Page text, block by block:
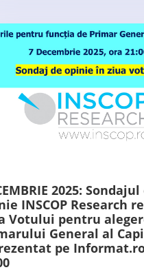
2025: Sondajul
INSCOP Research
Votului pentru
General al
pe